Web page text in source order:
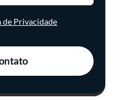
de Privacidade